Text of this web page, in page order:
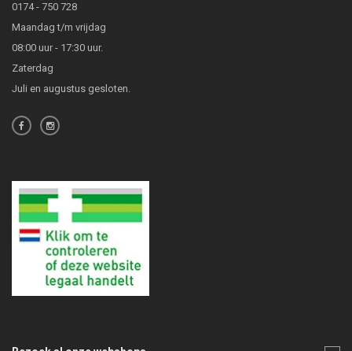
0174 - 750 728
Maandag t/m vrijdag
08:00 uur - 17:30 uur.
Zaterdag
Juli en augustus gesloten.